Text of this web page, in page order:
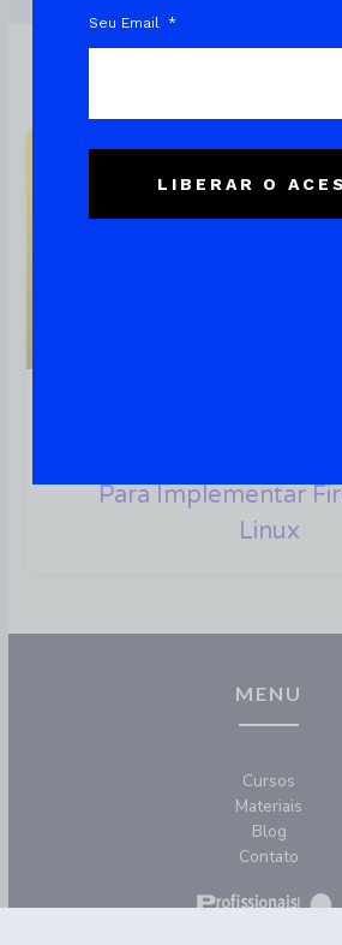
Para Implementar
Linux
MENU
Cursos
Materiais
Blog
Contato
Seu Email
LIBERAR O